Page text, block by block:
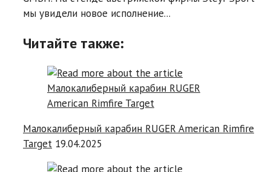
мы увидели новое исполнение...
Читайте также:
Малокалиберный карабин RUGER American Rimfire
Target 19.04.2025